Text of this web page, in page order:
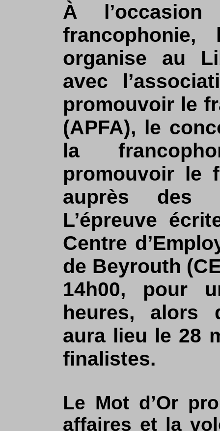
À
francophonie,
organise au
avec
promouvoir le
(APFA), le
la
promouvoir le
auprès des
L’épreuve
Centre
de Beyrouth
14h00, pour
heures, alors
aura lieu le 28
finalistes.
Le Mot d’Or
affaires et la